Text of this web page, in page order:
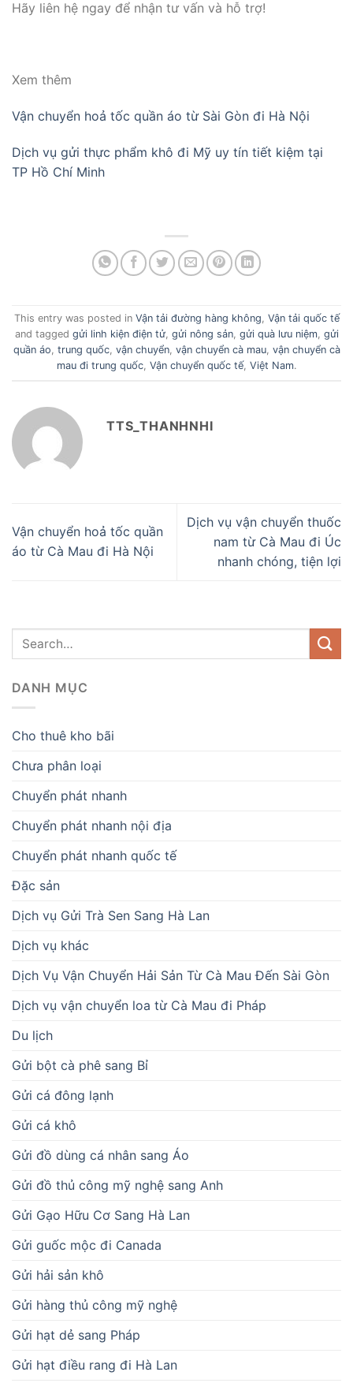
Hãy liên hệ ngay để nhận tư vấn và hỗ trợ!
Xem thêm
Vận chuyển hoả tốc quần áo từ Sài Gòn đi Hà Nội
Dịch vụ gửi thực phẩm khô đi Mỹ uy tín tiết kiệm tại
TP Hồ Chí Minh
This entry was posted in Vận tải đường hàng không, Vận tải quốc tế
and tagged gửi linh kiện điện tử, gửi nông sản, gửi quà lưu niệm, gửi
quần áo, trung quốc, vận chuyển, vận chuyển cà mau, vận chuyển cà
mau đi trung quốc, Vận chuyển quốc tế, Việt Nam.
TTS_THANHNHI
Vận chuyển hoả tốc quần
áo từ Cà Mau đi Hà Nội
Dịch vụ vận chuyển thuốc
nam từ Cà Mau đi Úc
nhanh chóng, tiện lợi
DANH MỤC
Cho thuê kho bãi
Chưa phân loại
Chuyển phát nhanh
Chuyển phát nhanh nội địa
Chuyển phát nhanh quốc tế
Đặc sản
Dịch vụ Gửi Trà Sen Sang Hà Lan
Dịch vụ khác
Dịch Vụ Vận Chuyển Hải Sản Từ Cà Mau Đến Sài Gòn
Dịch vụ vận chuyển loa từ Cà Mau đi Pháp
Du lịch
Gửi bột cà phê sang Bỉ
Gửi cá đông lạnh
Gửi cá khô
Gửi đồ dùng cá nhân sang Áo
Gửi đồ thủ công mỹ nghệ sang Anh
Gửi Gạo Hữu Cơ Sang Hà Lan
Gửi guốc mộc đi Canada
Gửi hải sản khô
Gửi hàng thủ công mỹ nghệ
Gửi hạt dẻ sang Pháp
Gửi hạt điều rang đi Hà Lan